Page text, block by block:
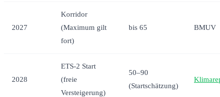
2027
Korridor
(Maximum gilt
fort)
bis 65 BMUV
2028
ETS-2 Start
(freie
Versteigerung)
50–90
(Startschätzung)